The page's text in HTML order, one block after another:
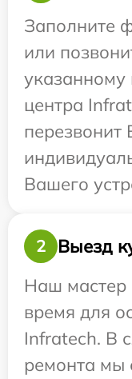
Заполните
или
указанному
центра
перезвонит
Вашего
2
Выезд
Наш мастер
время для
Infratech. В
ремонта мы